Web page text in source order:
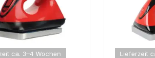
ca. 3–4 Wochen
Lieferzeit